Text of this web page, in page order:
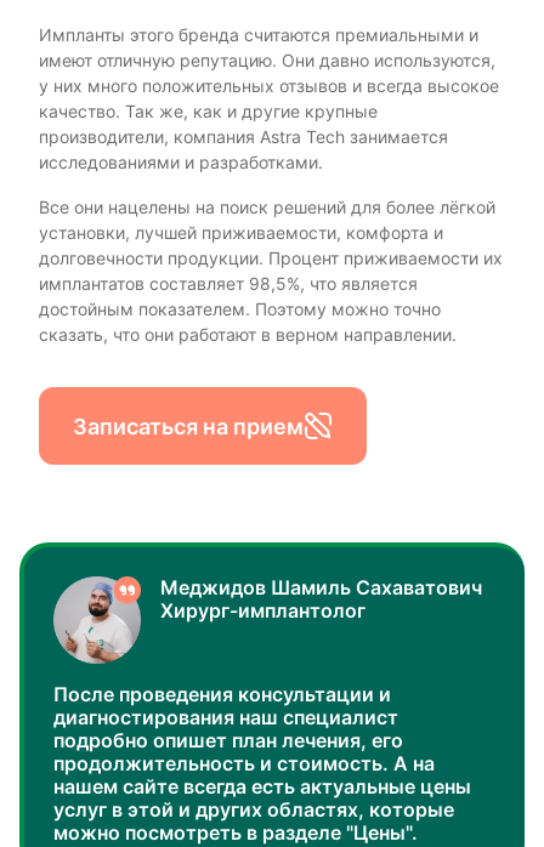
Импланты этого бренда считаются премиальными и
имеют отличную репутацию. Они давно используются,
у них много положительных отзывов и всегда высокое
качество. Так же, как и другие крупные
производители, компания Astra Tech занимается
исследованиями и разработками.
Все они нацелены на поиск решений для более лёгкой
установки, лучшей приживаемости, комфорта и
долговечности продукции. Процент приживаемости их
имплантатов составляет 98,5%, что является
достойным показателем. Поэтому можно точно
сказать, что они работают в верном направлении.
Записаться на прием
Меджидов Шамиль Сахаватович
Хирург-имплантолог
После проведения консультации и
диагностирования наш специалист
подробно опишет план лечения, его
продолжительность и стоимость. А на
нашем сайте всегда есть актуальные цены
услуг в этой и других областях, которые
можно посмотреть в разделе "Цены".